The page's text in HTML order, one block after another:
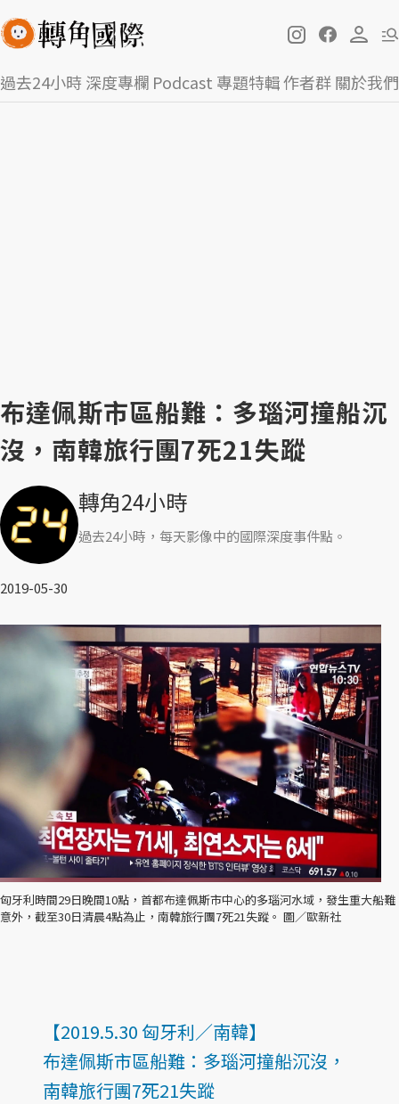
過去24小時深度專欄 Podcast 專題特輯作者群關於我們
布達佩斯市區船難：多瑙河撞船沉
沒，南韓旅行團7死21失蹤
轉角24小時
過去24小時，每天影像中的國際深度事件點。
2019-05-30
匈牙利時間29日晚間10點，首都布達佩斯市中心的多瑙河水域，發生重大船難
意外，截至30日清晨4點為止，南韓旅行團7死21失蹤。 圖／歐新社
【2019.5.30 匈牙利／南韓】
布達佩斯市區船難：多瑙河撞船沉沒，
南韓旅行團7死21失蹤